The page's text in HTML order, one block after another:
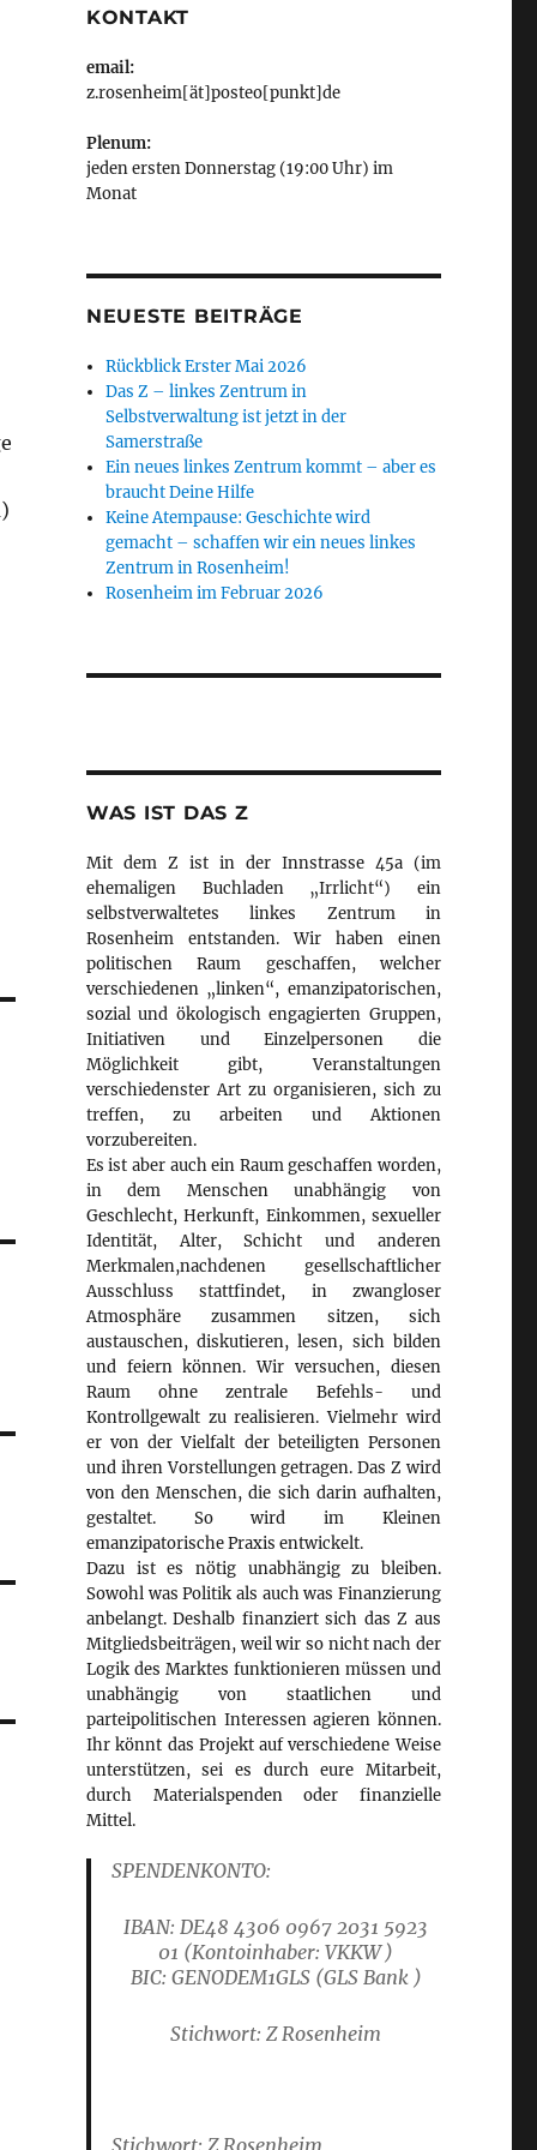
KONTAKT
email:
z.rosenheim[ät]posteo[punkt]de
Plenum:
jeden ersten Donnerstag (19:00 Uhr) im
Monat
NEUESTE BEITRÄGE
Rückblick Erster Mai 2026
Das Z – linkes Zentrum in
Selbstverwaltung ist jetzt in der
Samerstraße
Ein neues linkes Zentrum kommt – aber es
braucht Deine Hilfe
Keine Atempause: Geschichte wird
gemacht – schaffen wir ein neues linkes
Zentrum in Rosenheim!
Rosenheim im Februar 2026
WAS IST DAS Z
Mit dem Z ist in der Innstrasse 45a (im
ehemaligen Buchladen „Irrlicht“) ein
selbstverwaltetes linkes Zentrum in
Rosenheim entstanden. Wir haben einen
politischen Raum geschaffen, welcher
verschiedenen „linken“, emanzipatorischen,
sozial und ökologisch engagierten Gruppen,
Initiativen und Einzelpersonen die
Möglichkeit gibt, Veranstaltungen
verschiedenster Art zu organisieren, sich zu
treffen, zu arbeiten und Aktionen
vorzubereiten.
Es ist aber auch ein Raum geschaffen worden,
in dem Menschen unabhängig von
Geschlecht, Herkunft, Einkommen, sexueller
Identität, Alter, Schicht und anderen
Merkmalen,nachdenen gesellschaftlicher
Ausschluss stattfindet, in zwangloser
Atmosphäre zusammen sitzen, sich
austauschen, diskutieren, lesen, sich bilden
und feiern können. Wir versuchen, diesen
Raum ohne zentrale Befehls- und
Kontrollgewalt zu realisieren. Vielmehr wird
er von der Vielfalt der beteiligten Personen
und ihren Vorstellungen getragen. Das Z wird
von den Menschen, die sich darin aufhalten,
gestaltet. So wird im Kleinen
emanzipatorische Praxis entwickelt.
Dazu ist es nötig unabhängig zu bleiben.
Sowohl was Politik als auch was Finanzierung
anbelangt. Deshalb finanziert sich das Z aus
Mitgliedsbeiträgen, weil wir so nicht nach der
Logik des Marktes funktionieren müssen und
unabhängig von staatlichen und
parteipolitischen Interessen agieren können.
Ihr könnt das Projekt auf verschiedene Weise
unterstützen, sei es durch eure Mitarbeit,
durch Materialspenden oder finanzielle
Mittel.
SPENDENKONTO:
IBAN: DE48 4306 0967 2031 5923
01 (Kontoinhaber: VKKW )
BIC: GENODEM1GLS(GLS Bank )
Stichwort: Z Rosenheim